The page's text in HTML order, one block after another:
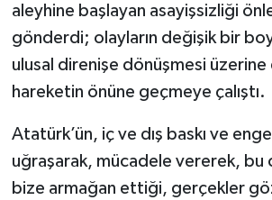
aleyhine başlayan asayişsizliği
gönderdi; olayların değişik bir
ulusal direnişe dönüşmesi üzerine
hareketin önüne geçmeye çalıştı.
Atatürk’ün, iç ve dış baskı ve
uğraşarak, mücadele vererek, bu
bize armağan ettiği, gerçekler